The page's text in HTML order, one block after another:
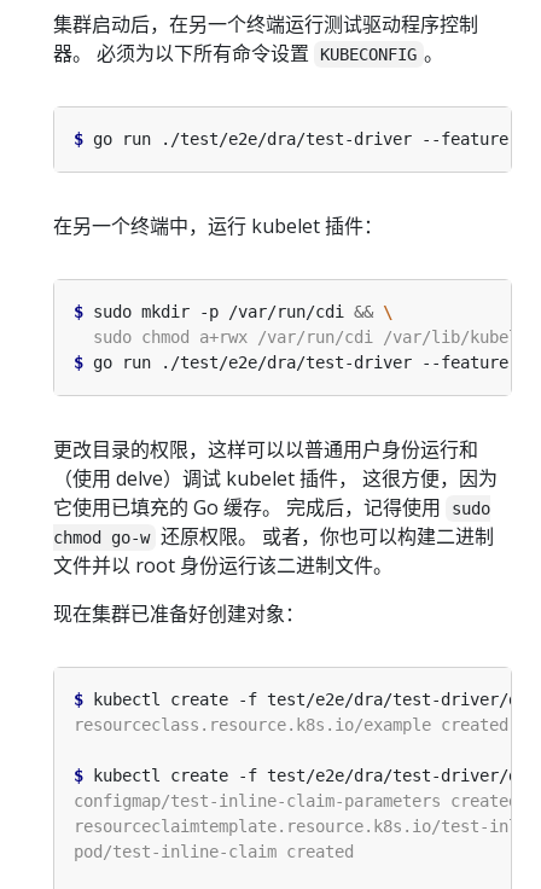
集群启动后，在另一个终端运行测试驱动程序控制
器。 必须为以下所有命令设置
KUBECONFIG 。
$ go run ./test/e2e/dra/test-driver --feature-
在另一个终端中，运行 kubelet 插件：
$ sudo mkdir -p /var/run/cdi &&
$ go run ./test/e2e/dra/test-driver --feature-
更改目录的权限，这样可以以普通用户身份运行和
（使用 delve）调试 kubelet 插件， 这很方便，因为
它使用已填充的 Go 缓存。 完成后，记得使用
sudo
chmod go-w 还原权限。 或者，你也可以构建二进制
文件并以 root 身份运行该二进制文件。
现在集群已准备好创建对象：
$
$